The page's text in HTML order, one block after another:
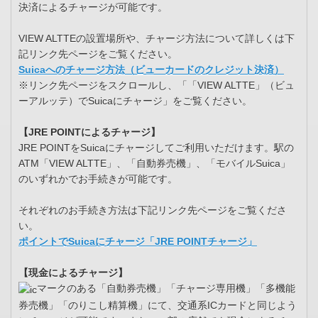
決済によるチャージが可能です。
VIEW ALTTEの設置場所や、チャージ方法について詳しくは下
記リンク先ページをご覧ください。
Suicaへのチャージ方法（ビューカードのクレジット決済）
※リンク先ページをスクロールし、「「VIEW ALTTE」（ビュ
ーアルッテ）でSuicaにチャージ」をご覧ください。
【JRE POINTによるチャージ】
JRE POINTをSuicaにチャージしてご利用いただけます。駅の
ATM「VIEW ALTTE」、「自動券売機」、「モバイルSuica」
のいずれかでお手続きが可能です。
それぞれのお手続き方法は下記リンク先ページをご覧くださ
い。
ポイントでSuicaにチャージ「JRE POINTチャージ」
【現金によるチャージ】
マークのある「自動券売機」「チャージ専用機」「多機能
券売機」「のりこし精算機」にて、交通系ICカードと同じよう